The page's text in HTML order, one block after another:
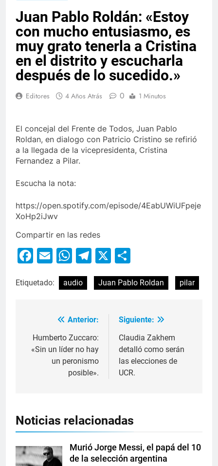
Juan Pablo Roldán: «Estoy
con mucho entusiasmo, es
muy grato tenerla a Cristina
en el distrito y escucharla
después de lo sucedido.»
Editores 4 Años Atrás 0 1 Minutos
El concejal del Frente de Todos, Juan Pablo
Roldan, en dialogo con Patricio Cristino se refirió
a la llegada de la vicepresidenta, Cristina
Fernandez a Pilar.
Escucha la nota:
https://open.spotify.com/episode/4EabUWiUFpeje
XoHp2iJwv
Compartir en las redes
Facebook
EmailWhatsApp
Telegram
X
Etiquetado: audio Juan Pablo Roldan pilar
Anterior:
Humberto Zuccaro:
«Sin un líder no hay
un peronismo
posible».
Siguiente:
Claudia Zakhem
detalló como serán
las elecciones de
UCR.
Noticias relacionadas
Murió Jorge Messi, el papá del 10
de la selección argentina